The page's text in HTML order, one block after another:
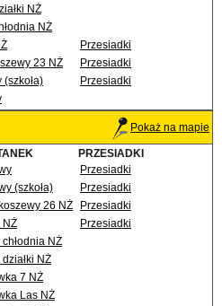
NŻ
NŻ
Przesiadki
23 NŻ
Przesiadki
(szkoła)
Przesiadki
Pokaż na mapie
PRZESIADKI
Przesiadki
(szkoła)
Przesiadki
26 NŻ
Przesiadki
NŻ
Przesiadki
NŻ
NŻ
7 NŻ
Las NŻ